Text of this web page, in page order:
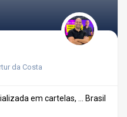
da Costa
em cartelas, ...
Brasil